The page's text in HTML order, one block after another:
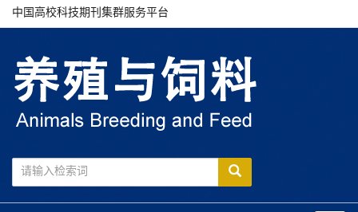
中国高校科技期刊集群服务平台